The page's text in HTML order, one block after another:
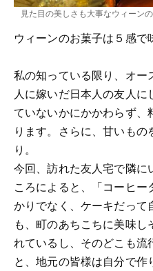
見た目の美しさも大事なウィーン
ウィーンのお菓子は５感で
私の知っている限り、オー
人に嫁いだ日本人の友人
ていないかにかかわらず
ります。さらに、甘いも
り。
今回、訪れた友人宅で隣に
ころによると、「コーヒ
かりでなく、ケーキだっ
も、町のあちこちに美味
れているし、そのどこも流
と、地元の皆様は自分で